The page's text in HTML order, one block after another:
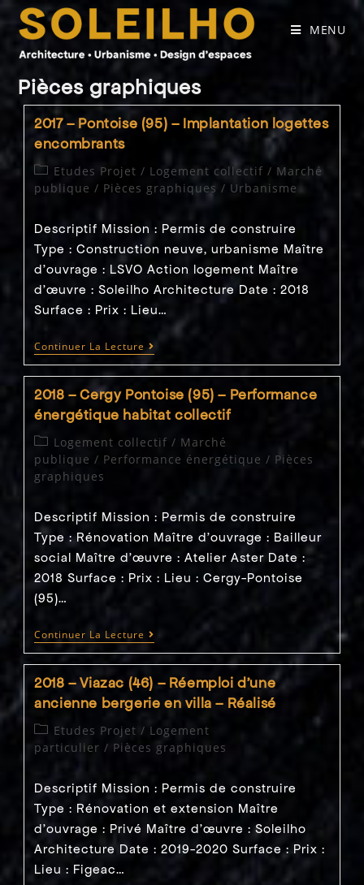
Skip
content
MENU
Pièces graphiques
2017 – Pontoise (95) – Implantation logettes
encombrants
Post
category:
Etudes Projet / Logement collectif / Marché
publique / Pièces graphiques / Urbanisme
Descriptif Mission : Permis de construire
Type : Construction neuve, urbanisme Maître
d'ouvrage : LSVO Action logement Maître
d’œuvre : Soleilho Architecture Date : 2018
Surface : Prix : Lieu…
Continuer La Lecture 2017
–
Pontoise
(95)
–
Implantation
Logettes
Encombrants
2018 – Cergy Pontoise (95) – Performance
énergétique habitat collectif
Post
category:
Logement collectif / Marché
publique / Performance énergétique / Pièces
graphiques
Descriptif Mission : Permis de construire
Type : Rénovation Maître d'ouvrage : Bailleur
social Maître d’œuvre : Atelier Aster Date :
2018 Surface : Prix : Lieu : Cergy-Pontoise
(95)…
Continuer La Lecture 2018
–
Cergy
Pontoise
(95)
–
Performance
Énergétique
Habitat
Collectif
2018 – Viazac (46) – Réemploi d’une
ancienne bergerie en villa – Réalisé
Post
category:
Etudes Projet / Logement
particulier / Pièces graphiques
Descriptif Mission : Permis de construire
Type : Rénovation et extension Maître
d'ouvrage : Privé Maître d’œuvre : Soleilho
Architecture Date : 2019-2020 Surface : Prix :
Lieu : Figeac…